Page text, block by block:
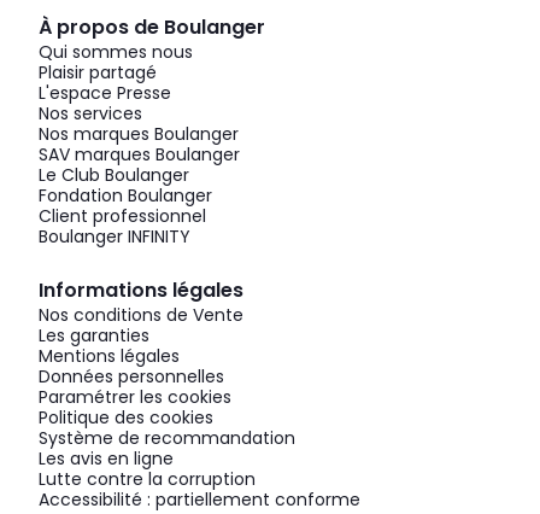
À propos de Boulanger
Qui sommes nous
Plaisir partagé
L'espace Presse
Nos services
Nos marques Boulanger
SAV marques Boulanger
Le Club Boulanger
Fondation Boulanger
Client professionnel
Boulanger INFINITY
Informations légales
Nos conditions de Vente
Les garanties
Mentions légales
Données personnelles
Paramétrer les cookies
Politique des cookies
Système de recommandation
Les avis en ligne
Lutte contre la corruption
Accessibilité : partiellement conforme